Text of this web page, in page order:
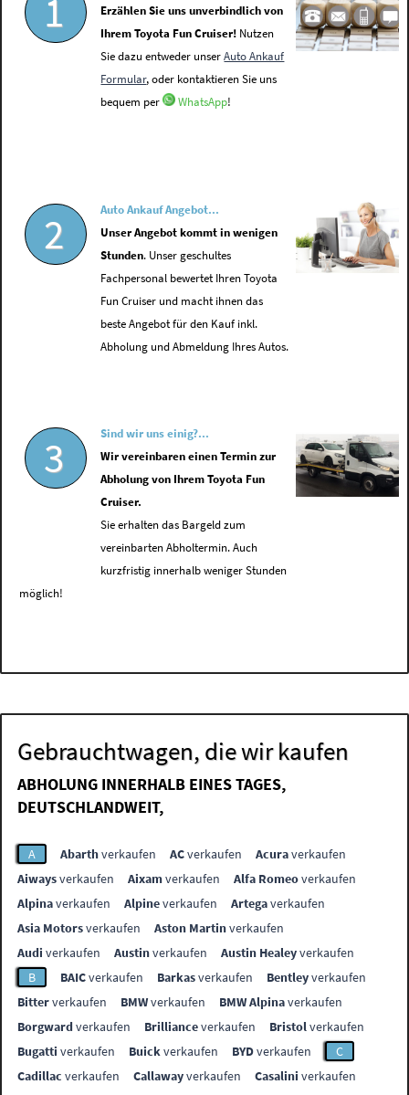
1
Erzählen Sie uns unverbindlich von
Ihrem Toyota Fun Cruiser! Nutzen
Sie dazu entweder unserAuto Ankauf
Formular, oder kontaktieren Sie uns
bequem per
WhatsApp!
2
Auto Ankauf Angebot...
Unser Angebot kommt in wenigen
Stunden. Unser geschultes
Fachpersonal bewertet Ihren Toyota
Fun Cruiser und macht ihnen das
beste Angebot für den Kauf inkl.
Abholung und Abmeldung Ihres Autos.
3
Sind wir uns einig?...
Wir vereinbaren einen Termin zur
Abholung von Ihrem Toyota Fun
Cruiser.
Sie erhalten das Bargeld zum
vereinbarten Abholtermin. Auch
kurzfristig innerhalb weniger Stunden
möglich!
Gebrauchtwagen, die wir kaufen
ABHOLUNG INNERHALB EINES TAGES,
DEUTSCHLANDWEIT,
A Abarthverkaufen ACverkaufen Acuraverkaufen
Aiwaysverkaufen Aixamverkaufen Alfa Romeoverkaufen
Alpinaverkaufen Alpineverkaufen Artegaverkaufen
Asia Motorsverkaufen Aston Martinverkaufen
Audi verkaufen Austinverkaufen Austin Healeyverkaufen
B
BAICverkaufen Barkasverkaufen Bentleyverkaufen
Bitterverkaufen BMWverkaufen BMW Alpinaverkaufen
Borgwardverkaufen Brillianceverkaufen Bristolverkaufen
Bugatti verkaufen Buickverkaufen BYDverkaufen
C
Cadillac verkaufen Callawayverkaufen Casalini verkaufen